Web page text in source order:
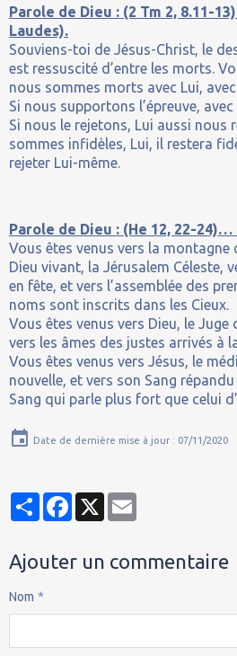
Parole de Dieu : (2 Tm 2, 8.11-
Laudes).
Souviens-toi de Jésus-Christ, le
est ressuscité d’entre les morts.
nous sommes morts avec Lui,
Si nous supportons l’épreuve,
Si nous le rejetons, Lui aussi nous
sommes infidèles, Lui, il restera
rejeter Lui-même.
Parole de Dieu : (He 12, 22-
Vous êtes venus vers la montagne
Dieu vivant, la Jérusalem Céleste,
en fête, et vers l’assemblée des
noms sont inscrits dans les Cieux.
Vous êtes venus vers Dieu, le
vers les âmes des justes arrivés à
Vous êtes venus vers Jésus, le
nouvelle, et vers son Sang
Sang qui parle plus fort que celui
Date de dernière mise à jour : 07/11/2020
PartagerFacebook
X
Ajouter un commentaire
Nom